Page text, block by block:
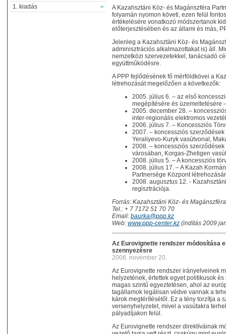
1. kiadás
A Kazahsztáni Köz- és Magánszféra
folyamán nyomon követi, ezen felül
értékelésére vonatkozó módszertanok
előterjesztésében és az állami és más,
Jelenleg a Kazahsztáni Köz- és
adminisztrációs alkalmazottakat is) áll.
nemzetközi szervezetekkel, tanácsadó
együttműködésre.
A PPP fejlődésének fő mérföldkövei a
létrehozását megelőzően a következők:
2005. július 6. – az első
megépítésére és üzemeltetésére
2005. december 28. –
inter-regionális elektromos
2006. július 7. – Koncessziós
2007. – koncessziós
Yeraliyevo-Kuryk vasútvonal,
2008. – koncessziós
városában, Korgas-Zhetigen
2008. július 5. – A koncessziós
2008. július 17. – A Kazah
Partnersége Központ
2008. augusztus 12. -
regisztrációja.
Forrás: Kazahsztáni Köz- és
Tel.: + 7 7172 51 70 70
Email: baurka@ppp.kz
Web: www.ppp-center.kz (indítás 2009
Az Eurovignette rendszer módosítása
szennyezésre
2008. november 20.
Az Eurovignette rendszer irányelveinek
helyzetének, értettek egyet politikusok
magas szintű egyeztetésen, ahol az
tagállamok legálisan védve vannak a
károk megtérítésétől. Ez a tény torzítja a
versenyhelyzetet, mivel a vasútakra
pályadíjakon felül.
Az Eurovignette rendszer direktíváinak